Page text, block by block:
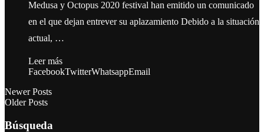
Medusa y Octopus 2020 festival han emitido un comunicado
en el que dejan entrever su aplazamiento Debido a la situación
actual, …
Leer más
FacebookTwitterWhatsappEmail
Newer Posts
Older Posts
Búsqueda